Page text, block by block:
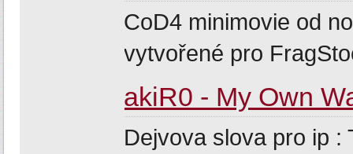
CoD4 minimovie od
vytvořené pro
akiR0 - My Own
Dejvova slova pro ip :